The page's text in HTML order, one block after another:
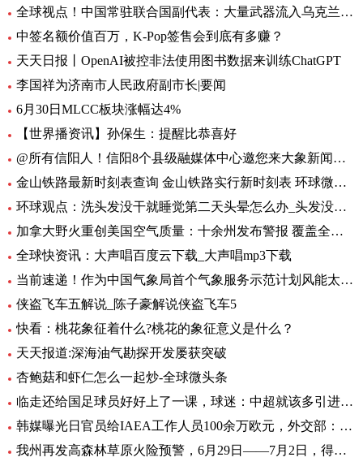
全球视点！中国常驻联合国副代表：大量武器流入乌克兰 外溢影响和扩散风险与日俱增
中签名额价值百万，K-Pop签售会到底有多赚？
天天日报丨OpenAI被控非法使用图书数据来训练ChatGPT
李国祥为济南市人民政府副市长|要闻
6月30日MLCC板块涨幅达4%
【世界播资讯】孙保生：提醒比恭喜好
@所有信阳人！信阳8个县级融媒体中心邀您来大象新闻，一起争做“山水茶都，红色信阳”推荐官
金山铁路最新时刻表查询 金山铁路实行新时刻表 环球微头条
环球观点：洗头发没干就睡觉第二天头晕怎么办_头发没吹干睡觉头疼怎么办
加拿大野火重创美国空气质量：十余州发布警报 覆盖全美1/3人口-焦点热闻
全球快资讯：大声唱百度云下载_大声唱mp3下载
当前速递！作为中国气象局首个气象服务示范计划风能太阳能发电精细化气象服务示范计划7月1日启动
侠盗飞车五解说_陈子豪解说侠盗飞车5
快看：桃花象征着什么?桃花的象征意义是什么？
天天报道:深海油气勘探开发屡获突破
杏鲍菇和虾仁怎么一起炒-全球微头条
临走还给国足球员好好上了一课，球迷：中超就该多引进这样的外援
韩媒曝光日官员给IAEA工作人员100余万欧元，外交部：日政府有责任作出解释 环球热文
我州再发高森林草原火险预警，6月29日——7月2日，得荣县为黄色预警区域